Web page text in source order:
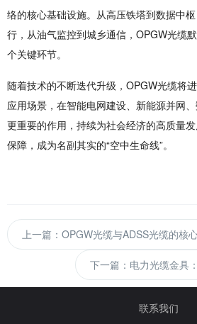
络的核心基础设施。从高压铁塔到数据中
行，从油气监控到城乡通信，OPGW光缆
个关键环节。
随着技术的不断迭代升级，OPGW光缆将
应用场景，在智能电网建设、新能源并网
更重要的作用，持续为社会经济的高质量
保障，成为名副其实的“空中生命线”。
上一篇：OPGW光缆与ADSS光缆的核
下一篇：电力光缆金具
联系我们